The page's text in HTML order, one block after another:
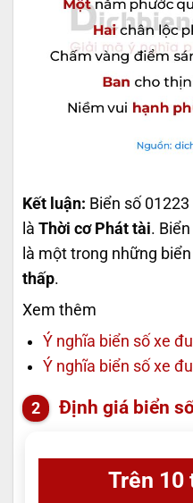
Kết luận: Biển số 01223
là Thời cơ Phát tài.
là một trong những
thấp.
Xem thêm
Ý nghĩa biển số xe
Ý nghĩa biển số xe
Định giá biển
Trên 10